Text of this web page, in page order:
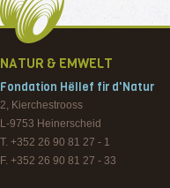
NATUR & EMWELT
Fondation Hëllef fir d'Natur
2, Kierchestrooss
L-9753 Heinerscheid
T. +352 26 90 81 27 - 1
F. +352 26 90 81 27 - 33